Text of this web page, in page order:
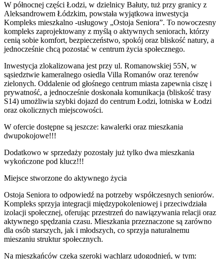
W północnej części Łodzi, w dzielnicy Bałuty, tuż przy granicy z
Aleksandrowem Łódzkim, powstała wyjątkowa inwestycja
Kompleks mieszkalno -usługowy „Ostoja Seniora”. To nowoczesny
kompleks zaprojektowany z myślą o aktywnych seniorach, którzy
cenią sobie komfort, bezpieczeństwo, spokój oraz bliskość natury, a
jednocześnie chcą pozostać w centrum życia społecznego.
Inwestycja zlokalizowana jest przy ul. Romanowskiej 55N, w
sąsiedztwie kameralnego osiedla Villa Romanów oraz terenów
zielonych. Oddalenie od głośnego centrum miasta zapewnia ciszę i
prywatność, a jednocześnie doskonała komunikacja (bliskość trasy
S14) umożliwia szybki dojazd do centrum Łodzi, lotniska w Łodzi
oraz okolicznych miejscowości.
W ofercie dostępne są jeszcze: kawalerki oraz mieszkania
dwupokojowe!!!
Dodatkowo w sprzedaży pozostały już tylko dwa mieszkania
wykończone pod klucz!!!
Miejsce stworzone do aktywnego życia
Ostoja Seniora to odpowiedź na potrzeby współczesnych seniorów.
Kompleks sprzyja integracji międzypokoleniowej i przeciwdziała
izolacji społecznej, oferując przestrzeń do nawiązywania relacji oraz
aktywnego spędzania czasu. Mieszkania przeznaczone są zarówno
dla osób starszych, jak i młodszych, co sprzyja naturalnemu
mieszaniu struktur społecznych.
Na mieszkańców czeka szeroki wachlarz udogodnień, w tym: